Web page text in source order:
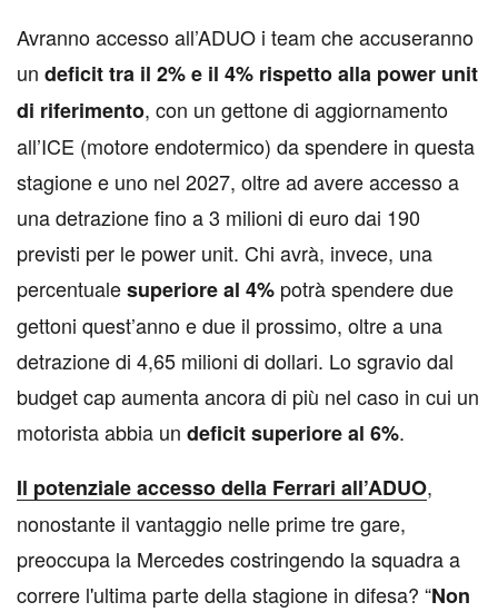
Avranno accesso all’ADUO i team che accuseranno
un deficit tra il 2% e il 4% rispetto alla power unit
di riferimento, con un gettone di aggiornamento
all’ICE (motore endotermico) da spendere in questa
stagione e uno nel 2027, oltre ad avere accesso a
una detrazione fino a 3 milioni di euro dai 190
previsti per le power unit. Chi avrà, invece, una
percentualesuperiore al 4% potrà spendere due
gettoni quest’anno e due il prossimo, oltre a una
detrazione di 4,65 milioni di dollari. Lo sgravio dal
budget cap aumenta ancora di più nel caso in cui un
motorista abbia un deficit superiore al 6%.
Il potenziale accesso della Ferrari all’ADUO,
nonostante il vantaggio nelle prime tre gare,
preoccupa la Mercedes costringendo la squadra a
correre l'ultima parte della stagione in difesa? “Non